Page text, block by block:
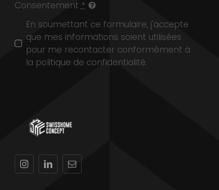
Consentement*
En soumettant ce formulaire, j'accepte
que mes informations soient utilisées
pour me recontacter conformément à
la politique de confidentialité.